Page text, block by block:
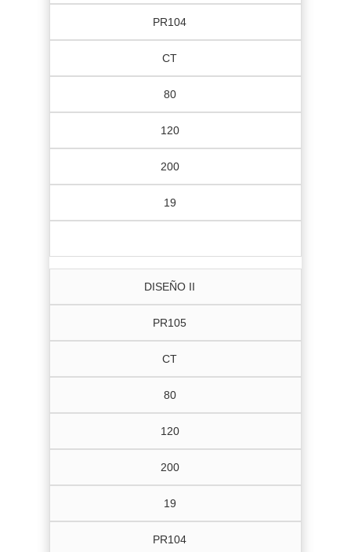
PR104
CT
80
120
200
19
DISEÑO II
PR105
CT
80
120
200
19
PR104